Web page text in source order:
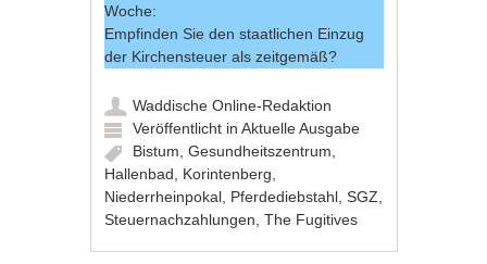
Woche:
Empfinden Sie den staatlichen Einzug
der Kirchensteuer als zeitgemäß?
Waddische Online-Redaktion
Veröffentlicht inAktuelle Ausgabe
Bistum ,Gesundheitszentrum
Hallenbad
Korintenberg
Niederrheinpokal Pferdediebstahl ,SGZ
Steuernachzahlungen ,The Fugitives